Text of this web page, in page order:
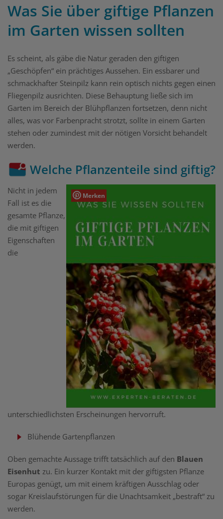
Was Sie über giftige Pflanzen
im Garten wissen sollten
Es scheint, als gäbe die Natur geraden den giftigen
„Geschöpfen“ ein prächtiges Aussehen. Ein essbarer und
schmackhafter Steinpilz kann rein optisch nichts gegen einen
Fliegenpilz ausrichten. Diese Behauptung ließe sich im
Garten im Bereich der Blühpflanzen fortsetzen, denn nicht
alles, was vor Farbenpracht strotzt, sollte in einem Garten
stehen oder zumindest mit der nötigen Vorsicht behandelt
werden.
Welche Pflanzenteile sind giftig?
Merken
Nicht in jedem
Fall ist es die
gesamte Pflanze,
die mit giftigen
Eigenschaften
die
unterschiedlichsten Erscheinungen hervorruft.
Blühende Gartenpflanzen
Oben gemachte Aussage trifft tatsächlich auf den Blauen
Eisenhut zu. Ein kurzer Kontakt mit der giftigsten Pflanze
Europas genügt, um mit einem kräftigen Ausschlag oder
sogar Kreislaufstörungen für die Unachtsamkeit „bestraft“ zu
werden.